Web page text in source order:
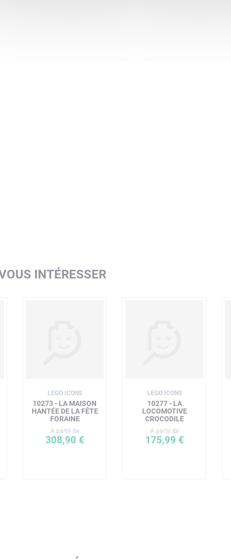
INTÉRESSER
LEGO ICONS
10273 - LA MAISON
HANTÉE DE LA FÊTE
FORAINE
A partir de
308,90 €
LEGO ICONS
10277 - LA
LOCOMOTIVE
CROCODILE
A partir de
175,99 €